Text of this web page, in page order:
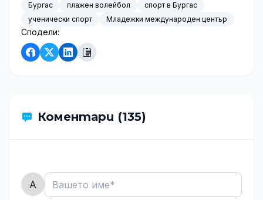
Бургас плажен волейбол
спорт в Бургас
ученически спорт
Младежки международен център
Сподели:
Коментари (135)